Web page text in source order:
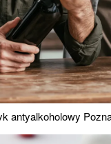
antyalkoholowy